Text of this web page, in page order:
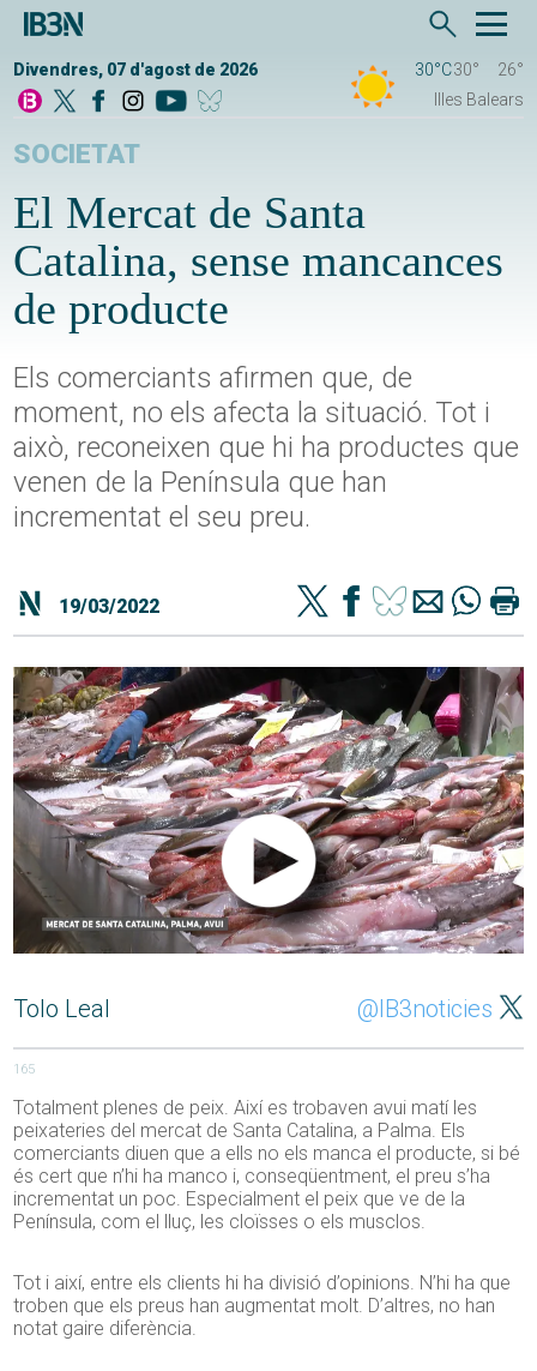
Divendres, 07 d'agost de 2026 30°C30°
26°
Illes Balears
SOCIETAT
El Mercat de Santa
Catalina, sense mancances
de producte
Els comerciants afirmen que, de
moment, no els afecta la situació. Tot i
això, reconeixen que hi ha productes que
venen de la Península que han
incrementat el seu preu.
19/03/2022
Tolo Leal @IB3noticies
165
Totalment plenes de peix. Així es trobaven avui matí les
peixateries del mercat de Santa Catalina, a Palma. Els
comerciants diuen que a ells no els manca el producte, si bé
és cert que n’hi ha manco i, conseqüentment, el preu s’ha
incrementat un poc. Especialment el peix que ve de la
Península, com el lluç, les cloïsses o els musclos.
Tot i així, entre els clients hi ha divisió d’opinions. N’hi ha que
troben que els preus han augmentat molt. D’altres, no han
notat gaire diferència.